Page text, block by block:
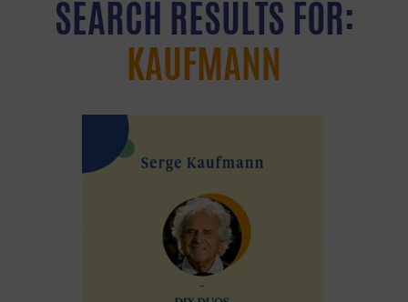
SEARCH RESULTS FOR:
KAUFMANN